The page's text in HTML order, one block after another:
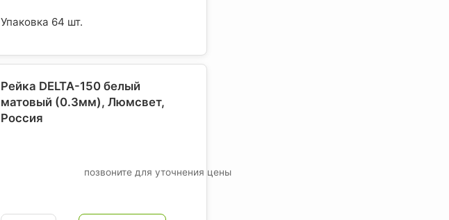
Упаковка 64 шт.
Рейка DELTA-150 белый
матовый (0.3мм), Люмсвет,
Россия
позвоните для уточнения цены